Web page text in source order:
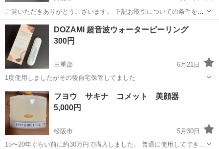
ご覧いただきありがとうございます。 下記お取引についての条件をよ
くご覧いただいき ご都合の付く日時のご連絡をお願いします。 【お取
引についての条件】 仕事の合間に会社でジモティーをしておりますの
で、 商品は会社...
三重 鈴鹿市 美容家電 会社
DOZAMI 超音波ウォーターピーリング
300円
三重郡
6月21日
1度使用しましたがその後自宅保管してました
三重 三重郡 美容家電
フヨウ サキナ コメット 美顔器
5,000円
松阪市
5月30日
15〜20年ぐらい前に約30万円で購入しました。 普通に使用してできる